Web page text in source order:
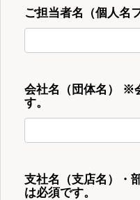
ご担当者名（個人名
会社名（団体名） ※
す。
支社名（支店名）・
は必須です。